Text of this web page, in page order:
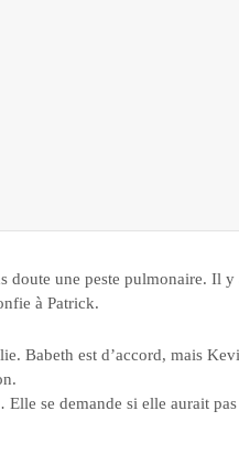
doute une peste pulmonaire. Il
à Patrick.
Babeth est d’accord, mais
se demande si elle aurait